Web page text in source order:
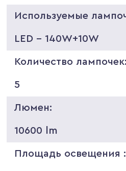
Используемые
LED - 140W+10W
Количество лампочек:
5
Люмен:
10600 lm
Площадь освещения :